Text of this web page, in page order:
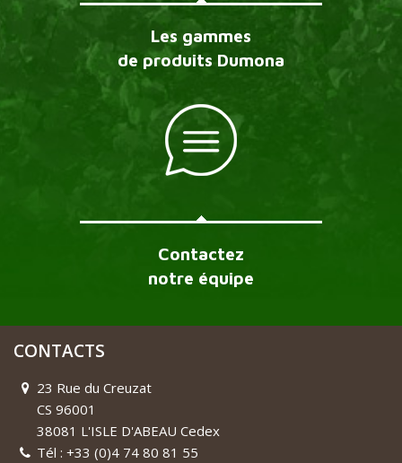
Les gammes
de produits Dumona
Contactez
notre équipe
CONTACTS
23 Rue du Creuzat
CS 96001
38081 L'ISLE D'ABEAU Cedex
Tél : +33 (0)4 74 80 81 55